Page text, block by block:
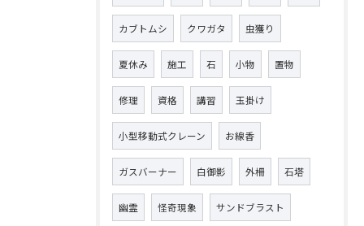
カブトムシ クワガタ 虫獲り
夏休み 施工 石 小物 置物
修理 資格 講習 玉掛け
小型移動式クレーン お線香
ガスバーナー 白御影 外柵 石塔
幽霊 怪奇現象 サンドブラスト